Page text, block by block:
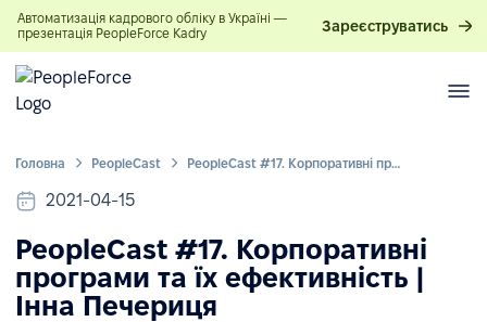
Автоматизація кадрового обліку в Україні —
презентація PeopleForce Kadry
Зареєструватись
Головна PeopleСast PeopleCast #17. Корпоративні програми та їх ефективність | Інна Печериця
2021-04-15
PeopleCast #17. Корпоративні
програми та їх ефективність |
Інна Печериця